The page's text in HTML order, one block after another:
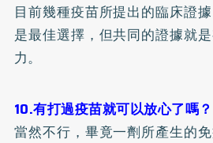
目前幾種疫苗所提出的臨床證
是最佳選擇，但共同的證據就
力。
10.有打過疫苗就可以放心了嗎？
當然不行，畢竟一劑所產生的